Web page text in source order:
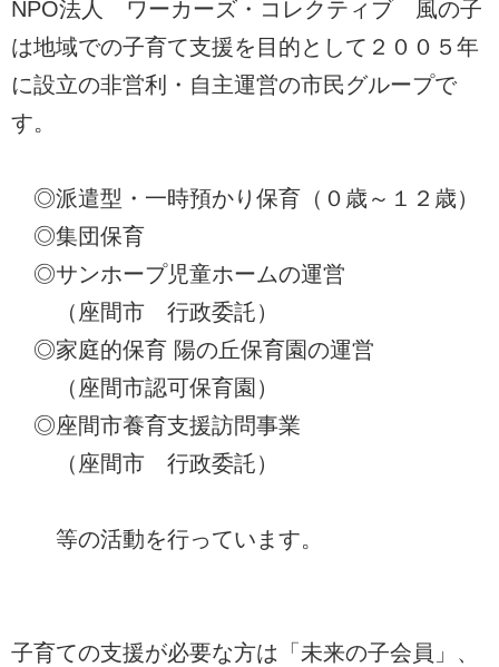
NPO法人 ワーカーズ・コレクティブ 風の子
は地域での子育て支援を目的として２００５年
に設立の非営利・自主運営の市民グループで
す。
◎派遣型・一時預かり保育（０歳～１２歳）
◎集団保育
◎サンホープ児童ホームの運営
（座間市 行政委託）
◎家庭的保育 陽の丘保育園の運営
（座間市認可保育園）
◎座間市養育支援訪問事業
（座間市 行政委託）
等の活動を行っています。
子育ての支援が必要な方は「未来の子会員」、